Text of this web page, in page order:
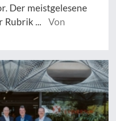
Der meistgelesene
Rubrik ...
Von